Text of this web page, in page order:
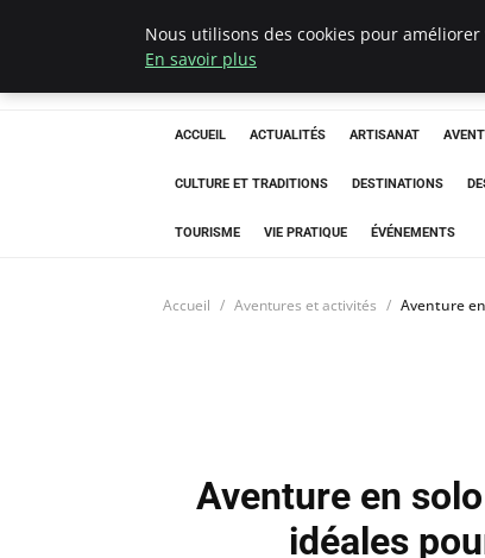
Correze Co
ACCUEIL ACTUALITÉS ARTISANAT
CULTURE ET TRADITIONS DESTINATIONS
TOURISME VIE PRATIQUE ÉVÉNEMENTS
Accueil Aventures et activités Aventure
Aventure en
idéales
Nous utilisons des cookies pour
En savoir plus